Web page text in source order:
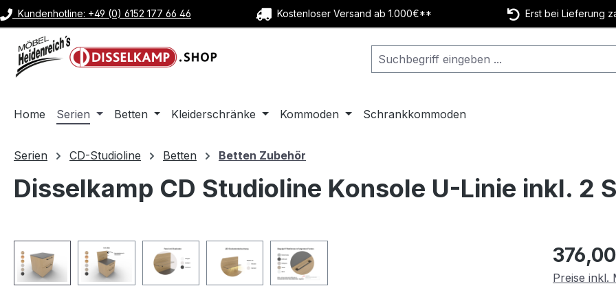
Hauptinhalt springen
Zur Suche springen
Zur Hauptnavigation springen
Kundenhotline: +49 (0) 6152 177 66 46 Kostenloser Versand ab 1.000€** Erst bei Lieferung
Home Serien Betten Kleiderschränke Kommoden Schrankkommoden
Serien CD-Studioline Betten Betten Zubehör
Disselkamp CD Studioline Konsole U-Linie inkl. 2
Bildergalerie überspringen Regulärer
Preise inkl.